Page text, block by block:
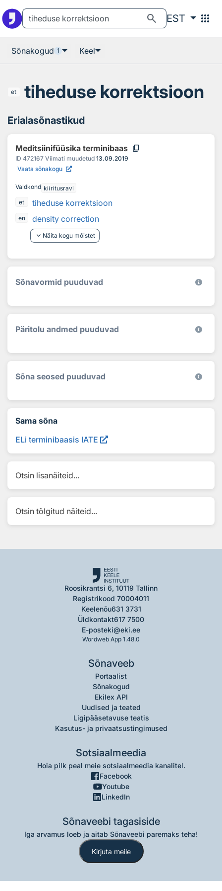
search EST apps
Sõnakogud 1 Keel
et tiheduse korrektsioon
Erialasõnastikud
Meditsiinifüüsika terminibaas content_copy
ID 472167 Viimati muudetud 13.09.2019
Vaata sõnakogu
Valdkond kiiritusravi
et
tiheduse korrektsioon
en
density correction
keyboard_arrow_down Näita kogu mõistet
Sõnavormid puuduvad
Päritolu andmed puuduvad
Sõna seosed puuduvad
Sama sõna
ELi terminibaasis IATE
Otsin lisanäiteid...
Otsin tõlgitud näiteid...
Roosikrantsi 6, 10119 Tallinn
Registrikood 70004011
Keelenõu631 3731
Üldkontakt617 7500
E-posteki@eki.ee
Wordweb App 1.48.0
Sõnaveeb
Portaalist
Sõnakogud
Ekilex API
Uudised ja teated
Ligipääsetavuse teatis
Kasutus- ja privaatsustingimused
Sotsiaalmeedia
Hoia pilk peal meie sotsiaalmeedia kanalitel.
Facebook
Youtube
LinkedIn
Sõnaveebi tagasiside
Iga arvamus loeb ja aitab Sõnaveebi paremaks teha!
Kirjuta meile